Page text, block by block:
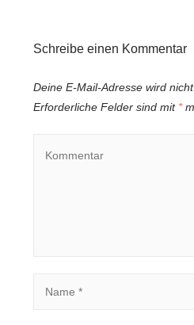
Schreibe einen Kommentar
Deine E-Mail-Adresse wird
Erforderliche Felder sind mit *